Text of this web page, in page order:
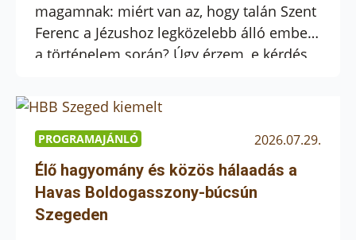
magamnak: miért van az, hogy talán Szent
Ferenc a Jézushoz legközelebb álló ember
a történelem során? Úgy érzem, e kérdés
Naphimnusz, amelyet mintegy lelki
végrendeletként hagyott ránk. Egy
rendkívüli élet tapasztalata és Istennel
való mély kapcsolata érlelődött ebben az
énekben. Amikor Szent Ferenc megírta a
[…]
PROGRAMAJÁNLÓ 2026.07.29.
Élő hagyomány és közös hálaadás a
Havas Boldogasszony-búcsún
Szegeden